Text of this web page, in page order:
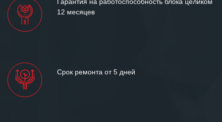
12 месяцев
Срок ремонта от 5 дней